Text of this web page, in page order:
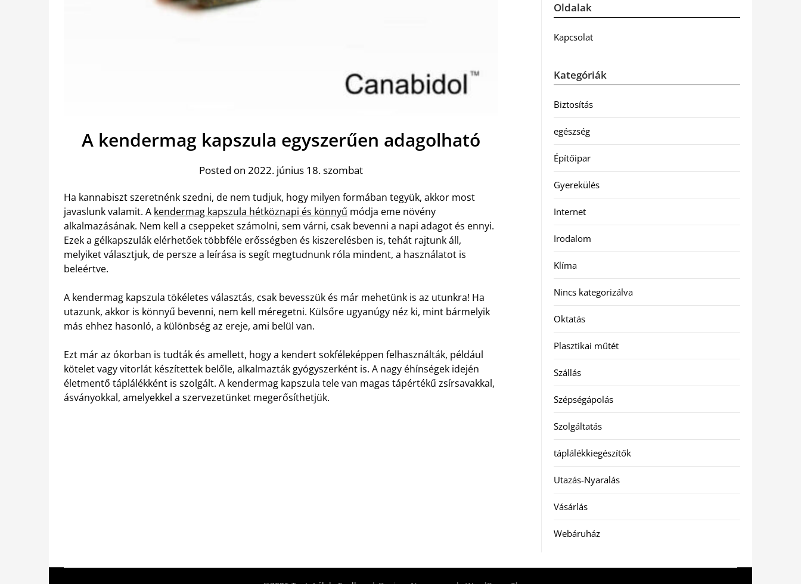
A kendermag kapszula egyszerűen adagolható
Posted on 2022. június 18. szombat
Ha kannabiszt szeretnénk szedni, de nem tudjuk, hogy milyen formában tegyük, akkor most
javaslunk valamit. A kendermag kapszula hétköznapi és könnyű módja eme növény
alkalmazásának. Nem kell a cseppeket számolni, sem várni, csak bevenni a napi adagot és ennyi.
Ezek a gélkapszulák elérhetőek többféle erősségben és kiszerelésben is, tehát rajtunk áll,
melyiket választjuk, de persze a leírása is segít megtudnunk róla mindent, a használatot is
beleértve.
A kendermag kapszula tökéletes választás, csak bevesszük és már mehetünk is az utunkra! Ha
utazunk, akkor is könnyű bevenni, nem kell méregetni. Külsőre ugyanúgy néz ki, mint bármelyik
más ehhez hasonló, a különbség az ereje, ami belül van.
Ezt már az ókorban is tudták és amellett, hogy a kendert sokféleképpen felhasználták, például
kötelet vagy vitorlát készítettek belőle, alkalmazták gyógyszerként is. A nagy éhínségek idején
életmentő táplálékként is szolgált. A kendermag kapszula tele van magas tápértékű zsírsavakkal,
ásványokkal, amelyekkel a szervezetünket megerősíthetjük.
Oldalak
Kapcsolat
Kategóriák
Biztosítás
egészség
Építőipar
Gyerekülés
Internet
Irodalom
Klíma
Nincs kategorizálva
Oktatás
Plasztikai műtét
Szállás
Szépségápolás
Szolgáltatás
táplálékkiegészítők
Utazás-Nyaralás
Vásárlás
Webáruház